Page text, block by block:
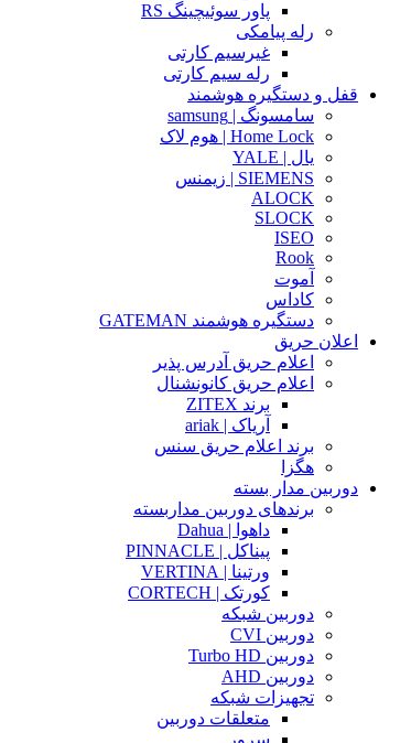
پاور سوئیچینگ RS
رله پیامکی
غیرسیم کارتی
رله سیم کارتی
قفل و دستگیره هوشمند
سامسونگ | samsung
Home Lock | هوم لاک
یال | YALE
SIEMENS | زیمنس
ALOCK
SLOCK
ISEO
Rook
آموت
کاداس
دستگیره هوشمند GATEMAN
اعلان حریق
اعلام حریق آدرس پذیر
اعلام حریق کانونشنال
برند ZITEX
آریاک | ariak
برند اعلام حریق سنس
هگزا
دوربین مدار بسته
برندهای دوربین مداربسته
داهوا | Dahua
پیناکل | PINNACLE
ورتینا | VERTINA
کورتک | CORTECH
دوربین شبکه
دوربین CVI
دوربین Turbo HD
دوربین AHD
تجهیزات شبکه
متعلقات دوربین
سرور